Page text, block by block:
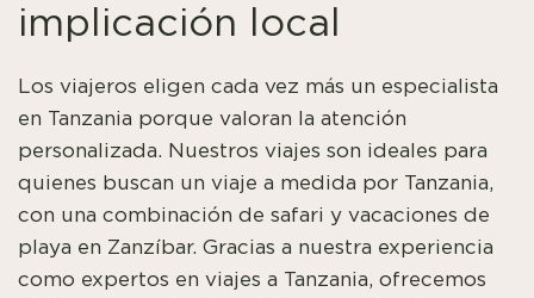
implicación local
Los viajeros eligen cada vez más un especialista
en Tanzania porque valoran la atención
personalizada. Nuestros viajes son ideales para
quienes buscan un viaje a medida por Tanzania,
con una combinación de safari y vacaciones de
playa en Zanzíbar. Gracias a nuestra experiencia
como expertos en viajes a Tanzania, ofrecemos